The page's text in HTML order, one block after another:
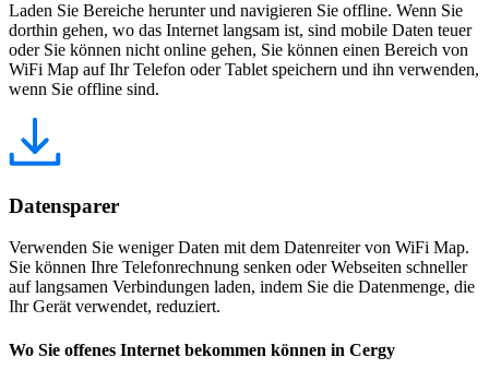
Laden Sie Bereiche herunter und navigieren Sie offline. Wenn Sie
dorthin gehen, wo das Internet langsam ist, sind mobile Daten teuer
oder Sie können nicht online gehen, Sie können einen Bereich von
WiFi Map auf Ihr Telefon oder Tablet speichern und ihn verwenden,
wenn Sie offline sind.
Datensparer
Verwenden Sie weniger Daten mit dem Datenreiter von WiFi Map.
Sie können Ihre Telefonrechnung senken oder Webseiten schneller
auf langsamen Verbindungen laden, indem Sie die Datenmenge, die
Ihr Gerät verwendet, reduziert.
Wo Sie offenes Internet bekommen können in Cergy